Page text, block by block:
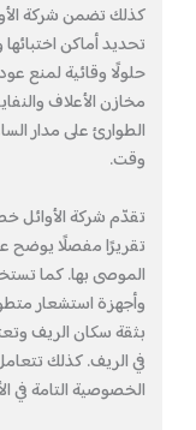
كذلك تضمن شركة
تحديد أماكن
حلولًا وقائية لمنع
مخازن الأعلاف
الطوارئ على مدار
وقت.
تقدّم شركة الأوائل
تقريرًا مفصلًا يوضح
الموصى بها. كما
وأجهزة استشعار
بثقة سكان الريف
في الريف. كذلك
الخصوصية التامة في